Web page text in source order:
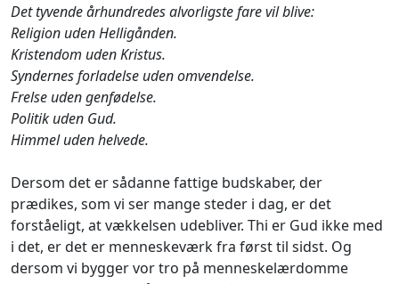
Det tyvende århundredes alvorligste fare vil blive:
Religion uden Helligånden.
Kristendom uden Kristus.
Syndernes forladelse uden omvendelse.
Frelse uden genfødelse.
Politik uden Gud.
Himmel uden helvede.
Dersom det er sådanne fattige budskaber, der
prædikes, som vi ser mange steder i dag, er det
forståeligt, at vækkelsen udebliver. Thi er Gud ikke med
i det, er det er menneskeværk fra først til sidst. Og
dersom vi bygger vor tro på menneskelærdomme